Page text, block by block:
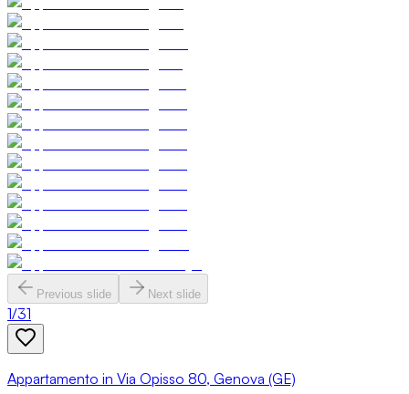
Previous slide Next slide
1/31
Appartamento in Via Opisso 80, Genova (GE)